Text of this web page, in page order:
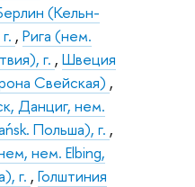
(Кельн-
, Рига (нем.
г. , Швеция
Свейская) ,
Данциг, нем.
Польша), г. ,
нем. Elbing,
г. , Голштиния